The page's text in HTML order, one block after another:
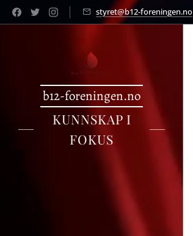
styret@b12-foreningen.no
b12-foreningen.no
KUNNSKAP I
FOKUS